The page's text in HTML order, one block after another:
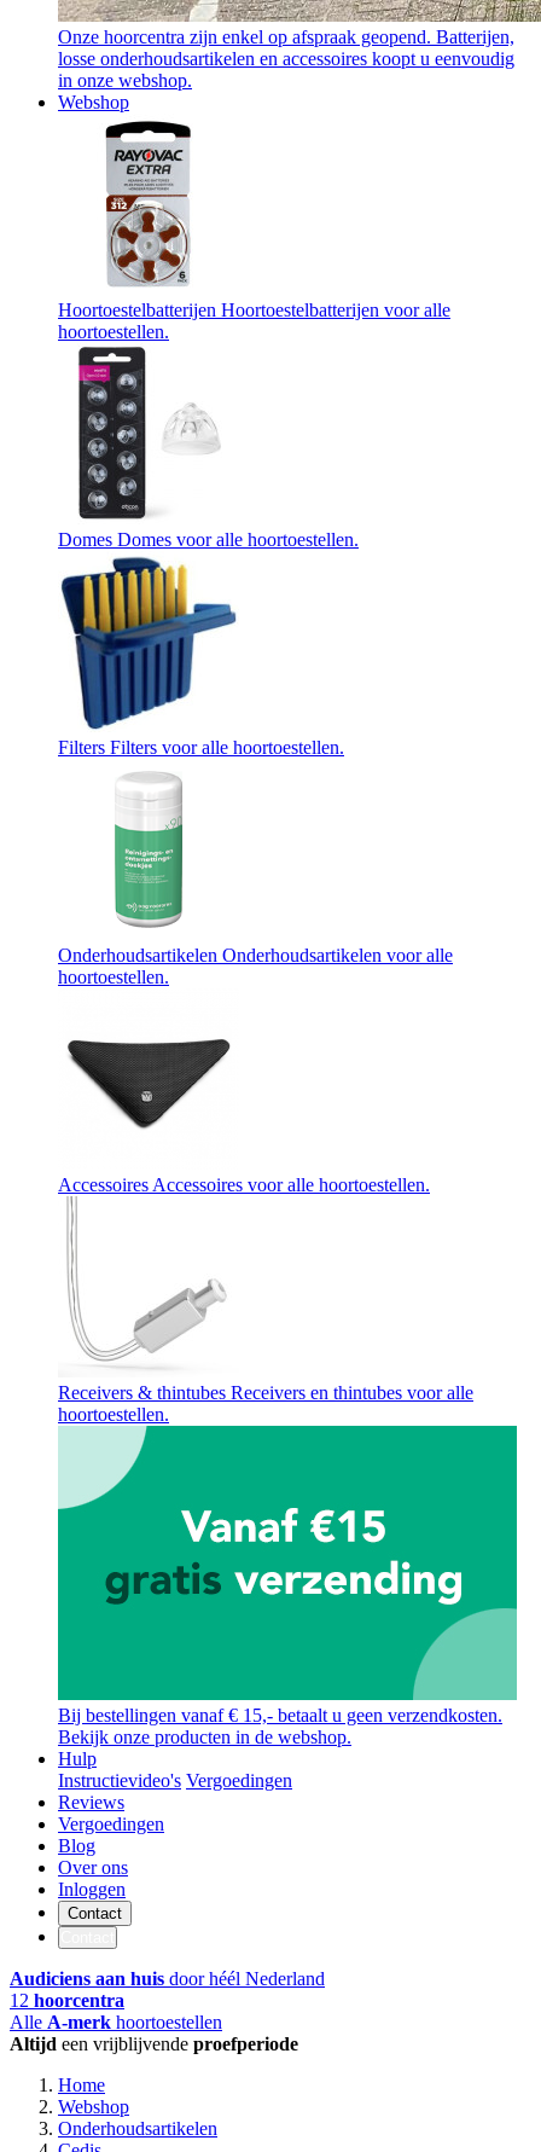
Onze hoorcentra zijn enkel op afspraak geopend. Batterijen,
losse onderhoudsartikelen en accessoires koopt u eenvoudig
in onze webshop.
Webshop
Hoortoestelbatterijen Hoortoestelbatterijen voor alle
hoortoestellen.
Domes Domes voor alle hoortoestellen.
Filters Filters voor alle hoortoestellen.
Onderhoudsartikelen Onderhoudsartikelen voor alle
hoortoestellen.
AccessoiresAccessoires voor alle hoortoestellen.
Receivers & thintubes Receivers en thintubes voor alle
hoortoestellen.
Bij bestellingen vanaf € 15,- betaalt u geen verzendkosten.
Bekijk onze producten in de webshop.
Hulp
Instructievideo's Vergoedingen
Reviews
Vergoedingen
Blog
Over ons
Inloggen
Contact
Audiciens aan huis door héél Nederland
12 hoorcentra
Alle A-merk hoortoestellen
Altijd een vrijblijvende proefperiode
Home
Webshop
Onderhoudsartikelen